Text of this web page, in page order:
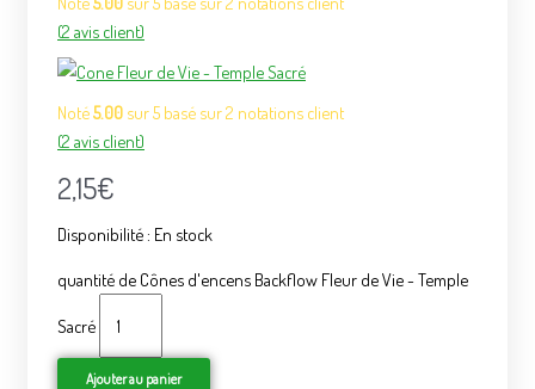
(2 avis client)
Noté5.00 sur 5 basé sur2 notations client
(2 avis client)
2,15€
Disponibilité : En stock
quantité de Cônes d'encens Backflow Fleur de Vie - Temple
Sacré
Ajouter au panier